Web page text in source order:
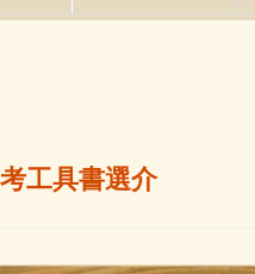
工具書選介